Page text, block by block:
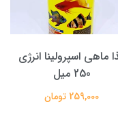
ماهی اسپرولینا انرژی
250 میل
259,000 تومان